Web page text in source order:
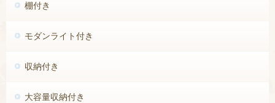
棚付き
モダンライト付き
収納付き
大容量収納付き